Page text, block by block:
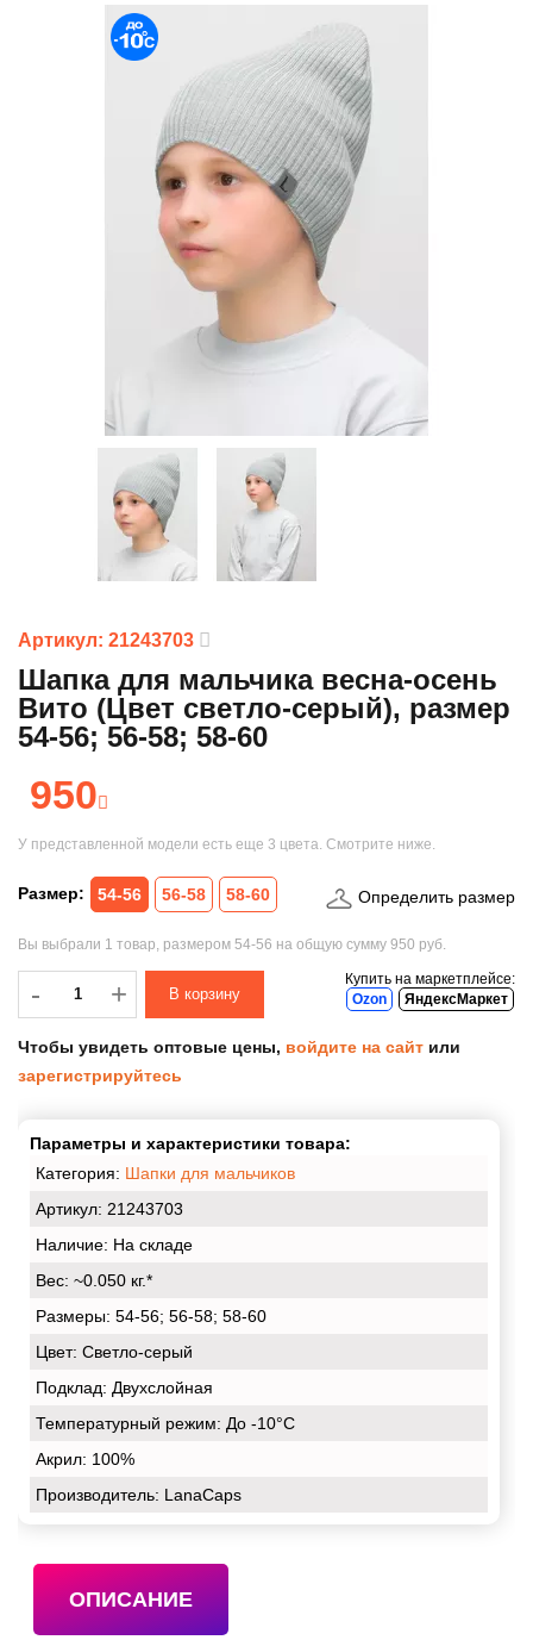
Артикул: 21243703
Шапка для мальчика весна-осень
Вито (Цвет светло-серый), размер
54-56; 56-58; 58-60
950
У представленной модели есть еще 3 цвета. Смотрите ниже.
Размер: 54-56 56-58 58-60 Определить размер
Вы выбрали 1 товар, размером 54-56 на общую сумму 950 руб.
-
- +
Купить на маркетплейсе:
Ozon
ЯндексМаркет
Чтобы увидеть оптовые цены, войдите на сайт или
зарегистрируйтесь
Параметры и характеристики товара:
Категория: Шапки для мальчиков
Артикул: 21243703
Наличие: На складе
Вес: ~0.050 кг.*
Размеры: 54-56; 56-58; 58-60
Цвет: Светло-серый
Подклад: Двухслойная
Температурный режим: До -10°С
Акрил: 100%
Производитель: LanaCaps
ОПИСАНИЕ